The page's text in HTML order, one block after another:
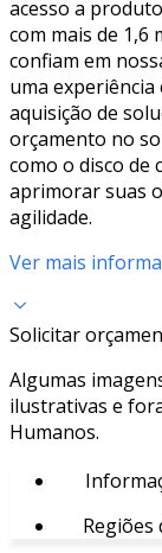
acesso a
com mais de 1,6
confiam em
uma experiência
aquisição de
orçamento no
como o disco de
aprimorar suas
agilidade.
Ver mais
Solicitar
Algumas
ilustrativas e
Humanos.
Regiões